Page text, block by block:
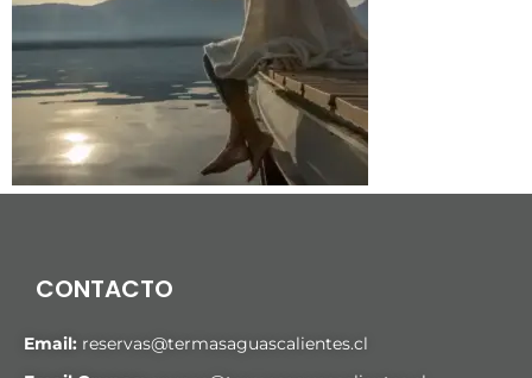
CONTACTO
Email: reservas@termasaguascalientes.cl